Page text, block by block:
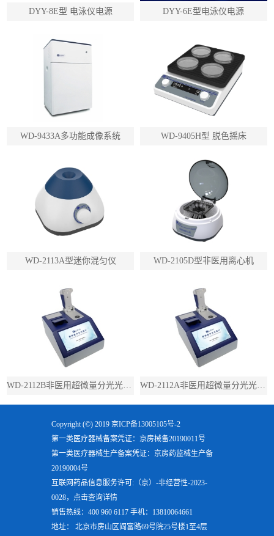
DYY-8E型 电泳仪电源 DYY-6E型电泳仪电源
WD-9433A多功能成像系统 WD-9405H型 脱色摇床
WD-2113A型迷你混匀仪 WD-2105D型非医用离心机
WD-2112B非医用超微量分光光度计（带荧光） WD-2112A非医用超微量分光光度计（不带荧光）
Copyright (©) 2019 京ICP备13005105号-2
第一类医疗器械备案凭证：京房械备20190011号
第一类医疗器械生产备案凭证：京房药监械生产备
20190004号
互联网药品信息服务许可:（京）-非经营性-2023-
0028，点击查询详情
销售热线：400 960 6117 手机：13810064661
地址： 北京市房山区阎富路69号院25号楼1至4层